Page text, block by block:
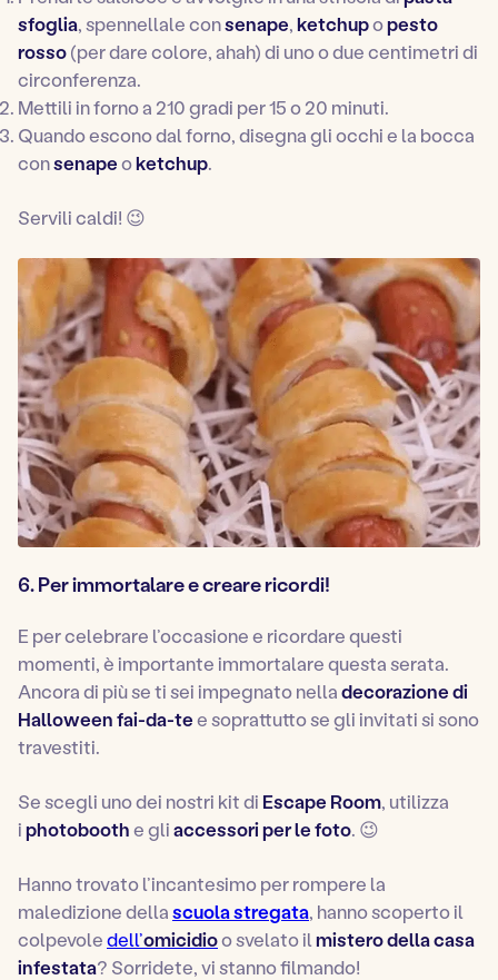
sfoglia, spennellale consenape,ketchupopesto
rosso(per dare colore, ahah) di uno o due centimetri di
circonferenza.
Mettili in forno a 210 gradi per 15 o 20 minuti.
Quando escono dal forno, disegna gli occhi e la bocca
consenapeoketchup.
Servili caldi! 😉
6. Per immortalare e creare ricordi!
E per celebrare l’occasione e ricordare questi
momenti, è importante immortalare questa serata.
Ancora di più se ti sei impegnato nelladecorazione di
Halloween fai-da-tee soprattutto se gli invitati si sono
travestiti.
Se scegli uno dei nostri kit di Escape Room, utilizza
iphotoboothe gliaccessori per le foto. 😉
Hanno trovato l’incantesimo per rompere la
maledizione dellascuola stregata, hanno scoperto il
colpevoledell’omicidioo svelato ilmistero della casa
infestata? Sorridete, vi stanno filmando!